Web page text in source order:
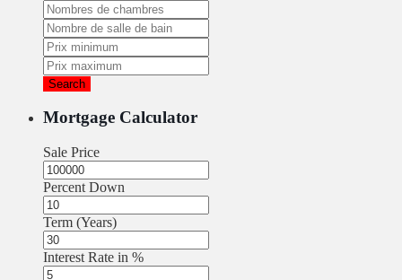
Search
Mortgage Calculator
Sale Price
Percent Down
Term (Years)
Interest Rate in %